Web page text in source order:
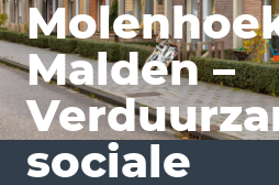
Malden –
sociale